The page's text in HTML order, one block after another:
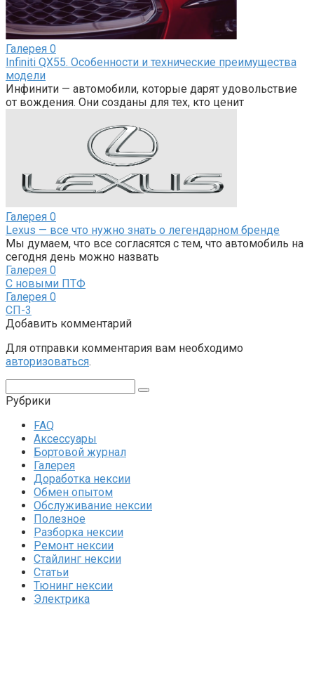
Галерея 0
Infiniti QX55. Особенности и технические преимущества
модели
Инфинити — автомобили, которые дарят удовольствие
от вождения. Они созданы для тех, кто ценит
Галерея 0
Lexus — все что нужно знать о легендарном бренде
Мы думаем, что все согласятся с тем, что автомобиль на
сегодня день можно назвать
Галерея 0
С новыми ПТФ
Галерея 0
СП-3
Добавить комментарий
Для отправки комментария вам необходимо
авторизоваться.
Рубрики
FAQ
Аксессуары
Бортовой журнал
Галерея
Доработка нексии
Обмен опытом
Обслуживание нексии
Полезное
Разборка нексии
Ремонт нексии
Стайлинг нексии
Статьи
Тюнинг нексии
Электрика